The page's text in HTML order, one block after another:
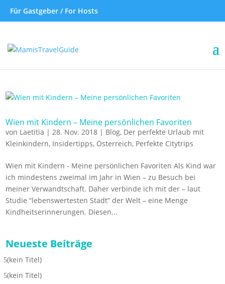
Für Gastgeber / For Hosts
Wien mit Kindern – Meine persönlichen Favoriten
von Laetitia |28. Nov. 2018 | Blog, Der perfekte Urlaub mit
Kleinkindern, Insidertipps, Österreich, Perfekte Citytrips
Wien mit Kindern - Meine persönlichen Favoriten Als Kind war
ich mindestens zweimal im Jahr in Wien – zu Besuch bei
meiner Verwandtschaft. Daher verbinde ich mit der – laut
Studie “lebenswertesten Stadt” der Welt – eine Menge
Kindheitserinnerungen. Diesen...
Neueste Beiträge
(kein Titel)
(kein Titel)